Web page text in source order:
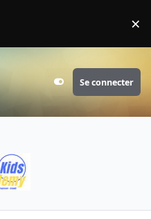
×
Customizer
Se connecter